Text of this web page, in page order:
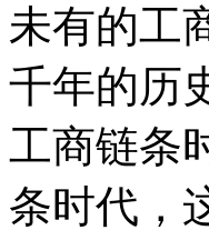
未有的工
千年的历
工商链条
条时代，